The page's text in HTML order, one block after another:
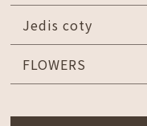
Jedis coty
FLOWERS